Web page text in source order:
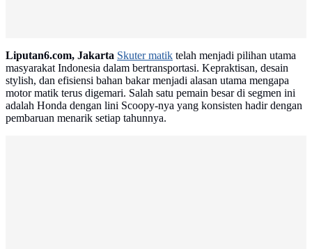
Liputan6.com, Jakarta Skuter matik telah menjadi pilihan utama
masyarakat Indonesia dalam bertransportasi. Kepraktisan, desain
stylish, dan efisiensi bahan bakar menjadi alasan utama mengapa
motor matik terus digemari. Salah satu pemain besar di segmen ini
adalah Honda dengan lini Scoopy-nya yang konsisten hadir dengan
pembaruan menarik setiap tahunnya.